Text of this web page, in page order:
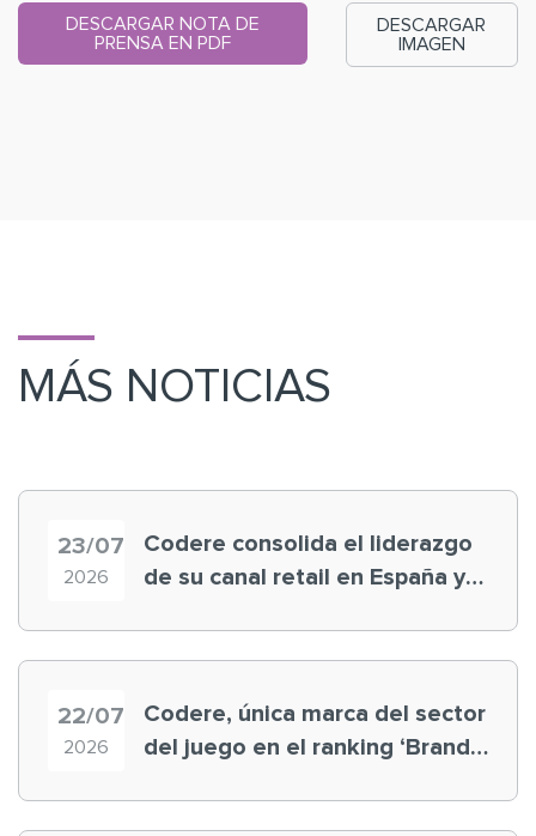
DESCARGAR NOTA DE
PRENSA EN PDF
DESCARGAR
IMAGEN
MÁS NOTICIAS
23/07
2026
Codere consolida el liderazgo
de su canal retail en España y
22/07
2026
Codere, única marca del sector
del juego en el ranking ‘Brand